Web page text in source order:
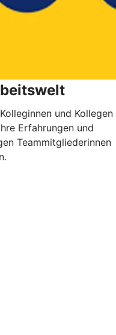
und Kollegen
Erfahrungen und
Teammitgliederinnen